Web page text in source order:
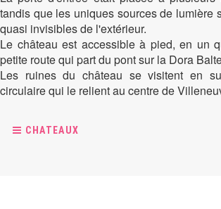
tandis que les uniques sources de lumière
quasi invisibles de l'extérieur.
Le château est accessible à pied, en un
petite route qui part du pont sur la Dora
Les ruines du château se visitent en
circulaire qui le relient au centre de
CHATEAUX